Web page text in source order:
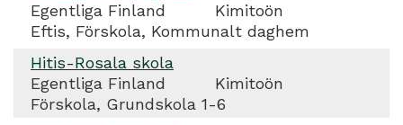
Egentliga Finland
Kimitoön
Eftis, Förskola, Kommunalt daghem
Hitis-Rosala skola
Egentliga Finland
Kimitoön
Förskola, Grundskola 1-6